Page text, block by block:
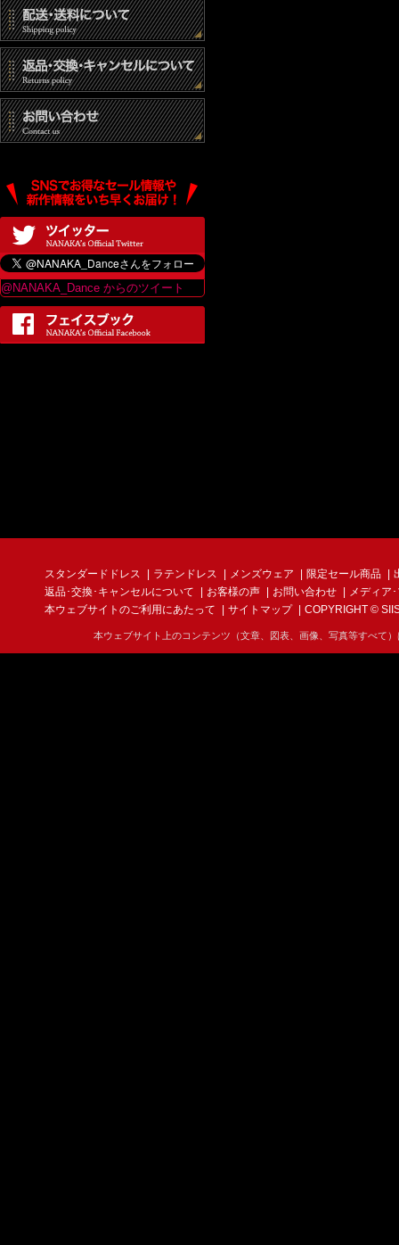
@NANAKA_Dance からのツイート
スタンダードドレス ラテンドレス メンズウェア 限定セール商品
返品･交換･キャンセルについて
お客様の声 お問い合わせ
メディア
本ウェブサイトのご利用にあたって
サイトマップ COPYRIGHT ©
本ウェブサイト上のコンテンツ（文章、図表、画像、写真等すべて